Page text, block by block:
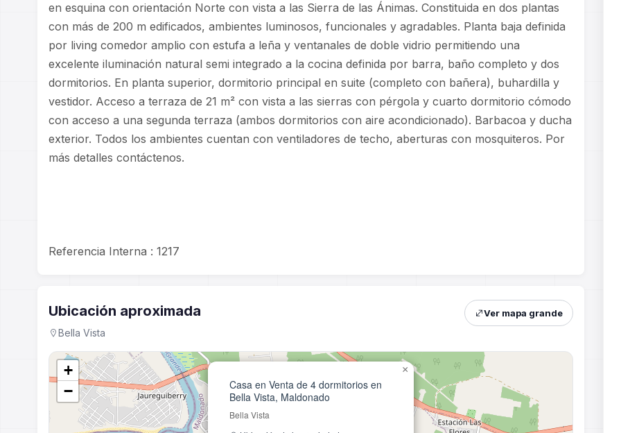
en esquina con orientación Norte con vista a las Sierra de las Ánimas. Constituida en dos plantas
con más de 200 m edificados, ambientes luminosos, funcionales y agradables. Planta baja definida
por living comedor amplio con estufa a leña y ventanales de doble vidrio permitiendo una
excelente iluminación natural semi integrado a la cocina definida por barra, baño completo y dos
dormitorios. En planta superior, dormitorio principal en suite (completo con bañera), buhardilla y
vestidor. Acceso a terraza de 21 m² con vista a las sierras con pérgola y cuarto dormitorio cómodo
con acceso a una segunda terraza (ambos dormitorios con aire acondicionado). Barbacoa y ducha
exterior. Todos los ambientes cuentan con ventiladores de techo, aberturas con mosquiteros. Por
más detalles contáctenos.
Referencia Interna : 1217
Ubicación aproximada
Bella Vista
Ver mapa grande
Casa en Venta de 4 dormitorios en
Bella Vista, Maldonado
Bella Vista
×
+
−